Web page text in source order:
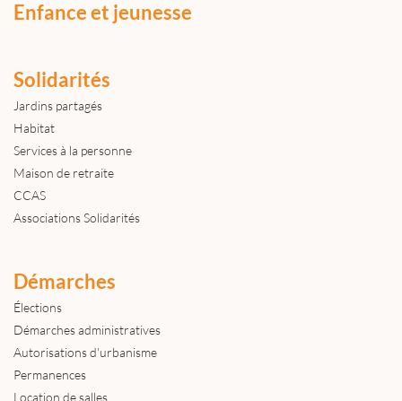
Enfance et jeunesse
Solidarités
Jardins partagés
Habitat
Services à la personne
Maison de retraite
CCAS
Associations Solidarités
Démarches
Élections
Démarches administratives
Autorisations d'urbanisme
Permanences
Location de salles